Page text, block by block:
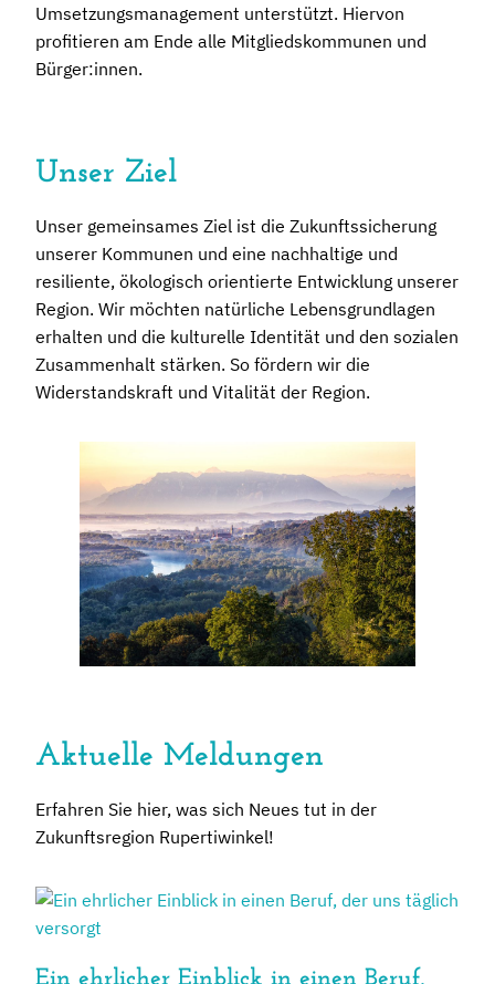
Umsetzungsmanagement unterstützt. Hiervon
profitieren am Ende alle Mitgliedskommunen und
Bürger:innen.
Unser Ziel
Unser gemeinsames Ziel ist die Zukunftssicherung
unserer Kommunen und eine nachhaltige und
resiliente, ökologisch orientierte Entwicklung unserer
Region. Wir möchten natürliche Lebensgrundlagen
erhalten und die kulturelle Identität und den sozialen
Zusammenhalt stärken. So fördern wir die
Widerstandskraft und Vitalität der Region.
Aktuelle Meldungen
Erfahren Sie hier, was sich Neues tut in der
Zukunftsregion Rupertiwinkel!